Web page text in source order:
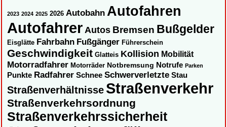
2023 2024 2025 2026 Autobahn Autofahren
AutofahrerAutos Bremsen Bußgelder
Eisglätte Fahrbahn Fußgänger Führerschein
Geschwindigkeit Glatteis Kollision Mobilität
Motorradfahrer Motorräder Notbremsung Notrufe Parken
Punkte Radfahrer Schnee Schwerverletzte Stau
Straßenverhältnisse Straßenverkehr
Straßenverkehrsordnung
Straßenverkehrssicherheit